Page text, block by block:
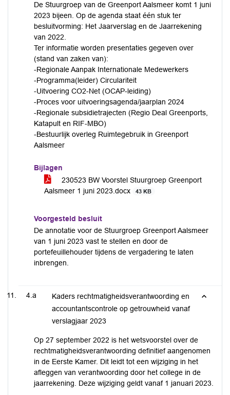
De Stuurgroep van de Greenport Aalsmeer komt 1 juni
2023 bijeen. Op de agenda staat één stuk ter
besluitvorming: Het Jaarverslag en de Jaarrekening
van 2022.
Ter informatie worden presentaties gegeven over
(stand van zaken van):
-Regionale Aanpak Internationale Medewerkers
-Programma(leider) Circulariteit
-Uitvoering CO2-Net (OCAP-leiding)
-Proces voor uitvoeringsagenda/jaarplan 2024
-Regionale subsidietrajecten (Regio Deal Greenports,
Katapult en RIF-MBO)
-Bestuurlijk overleg Ruimtegebruik in Greenport
Aalsmeer
Bijlagen
230523 BW Voorstel Stuurgroep Greenport
Aalsmeer 1 juni 2023.docx
43 KB
Voorgesteld besluit
De annotatie voor de Stuurgroep Greenport Aalsmeer
van 1 juni 2023 vast te stellen en door de
portefeuillehouder tijdens de vergadering te laten
inbrengen.
4.a
Kaders rechtmatigheidsverantwoording en
accountantscontrole op getrouwheid vanaf
verslagjaar 2023
Op 27 september 2022 is het wetsvoorstel over de
rechtmatigheidsverantwoording definitief aangenomen
in de Eerste Kamer. Dit leidt tot een wijziging in het
afleggen van verantwoording door het college in de
jaarrekening. Deze wijziging geldt vanaf 1 januari 2023.